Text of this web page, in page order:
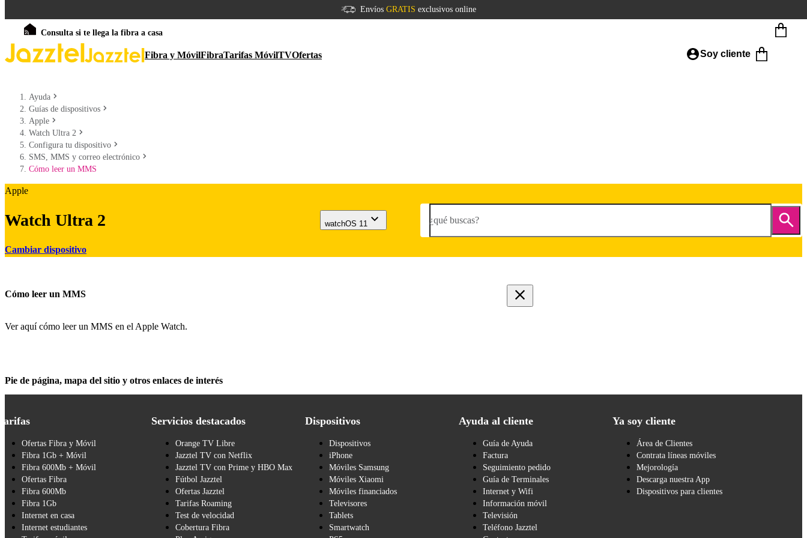
Envíos GRATIS exclusivos online
Consulta si te llega la fibra a casa
Fibra y MóvilFibraTarifas MóvilTVOfertas Soy cliente
Ayuda
Guías de dispositivos
Apple
Watch Ultra 2
Configura tu dispositivo
SMS, MMS y correo electrónico
Cómo leer un MMS
Apple
Watch Ultra 2
Cambiar dispositivo
watchOS 11 ¿qué buscas?
Cómo leer un MMS
Ver aquí cómo leer un MMS en el Apple Watch.
Pie de página, mapa del sitio y otros enlaces de interés
Ofertas Fibra y Móvil
Fibra 1Gb + Móvil
Fibra 600Mb + Móvil
Ofertas Fibra
Fibra 600Mb
Fibra 1Gb
Internet en casa
Internet estudiantes
Servicios destacados
Orange TV Libre
Jazztel TV con Netflix
Jazztel TV con Prime y HBO Max
Fútbol Jazztel
Ofertas Jazztel
Tarifas Roaming
Test de velocidad
Cobertura Fibra
Dispositivos
Dispositivos
iPhone
Móviles Samsung
Móviles Xiaomi
Móviles financiados
Televisores
Tablets
Smartwatch
Ayuda al cliente
Guía de Ayuda
Factura
Seguimiento pedido
Guía de Terminales
Internet y Wifi
Información móvil
Televisión
Teléfono Jazztel
Ya soy cliente
Área de Clientes
Contrata líneas móviles
Mejorología
Descarga nuestra App
Dispositivos para clientes